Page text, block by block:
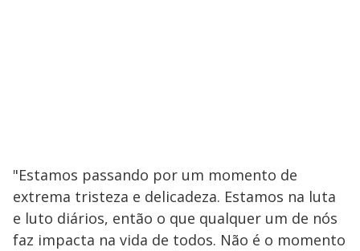
"Estamos passando por um momento de
extrema tristeza e delicadeza. Estamos na luta
e luto diários, então o que qualquer um de nós
faz impacta na vida de todos. Não é o momento